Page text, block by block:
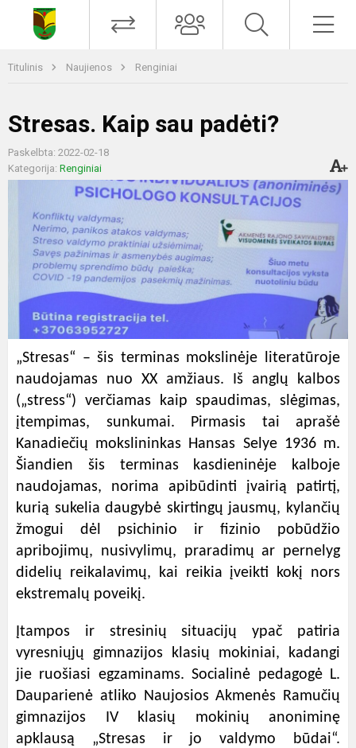
Titulinis Naujienos Renginiai
Stresas. Kaip sau padėti?
Paskelbta: 2022-02-18
Kategorija: Renginiai
„Stresas“ – šis terminas mokslinėje literatūroje
naudojamas nuo XX amžiaus. Iš anglų kalbos
(„stress“) verčiamas kaip spaudimas, slėgimas,
įtempimas, sunkumai. Pirmasis tai aprašė
Kanadiečių mokslininkas Hansas Selye 1936 m.
Šiandien šis terminas kasdieninėje kalboje
naudojamas, norima apibūdinti įvairią patirtį,
kurią sukelia daugybė skirtingų jausmų, kylančių
žmogui dėl psichinio ir fizinio pobūdžio
apribojimų, nusivylimų, praradimų ar pernelyg
didelių reikalavimų, kai reikia įveikti kokį nors
ekstremalų poveikį.
Įtampos ir stresinių situacijų ypač patiria
vyresniųjų gimnazijos klasių mokiniai, kadangi
jie ruošiasi egzaminams. Socialinė pedagogė L.
Dauparienė atliko Naujosios Akmenės Ramučių
gimnazijos IV klasių mokinių anoniminę
apklausą „Stresas ir jo valdymo būdai“.